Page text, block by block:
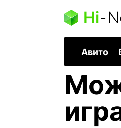
Hi-
Авито